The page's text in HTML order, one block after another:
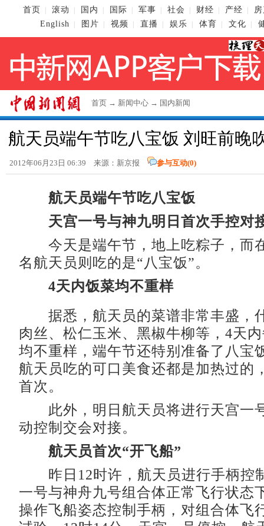
首页 滚动 国内 国际 军事 社会 财经 产经
English
图片 视频 直播 娱乐 体育 文化
首页 → 新闻中心 → 国内新闻
航天员端午节吃八宝饭 刘旺前晚
2012年06月23日 06:39 来源：新京报 参与互动(0)
航天员端午节吃八宝饭
天宫一号与神九明日首次手控对
今天是端午节，地上吃粽子，而
名航天员则吃的是“八宝饭”。
4天内饭菜均不重样
据悉，航天员的菜谱非常丰盛，
肉丝、松仁玉米、黑椒牛柳等，4天
均不重样，端午节还特别准备了八宝
航天员吃的可口美食还都是加热过的
首次。
此外，明日航天员将进行天宫一
动控制交会对接。
航天员首次“开飞船”
昨日12时许，航天员进行手柄控
一号与神舟九号组合体正常飞行状态
操作飞船姿态控制手柄，对组合体飞